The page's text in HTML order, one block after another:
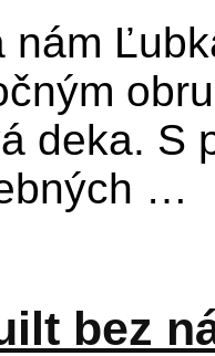
nám
deka. S
…
bez